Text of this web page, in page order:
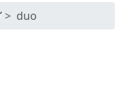
duo